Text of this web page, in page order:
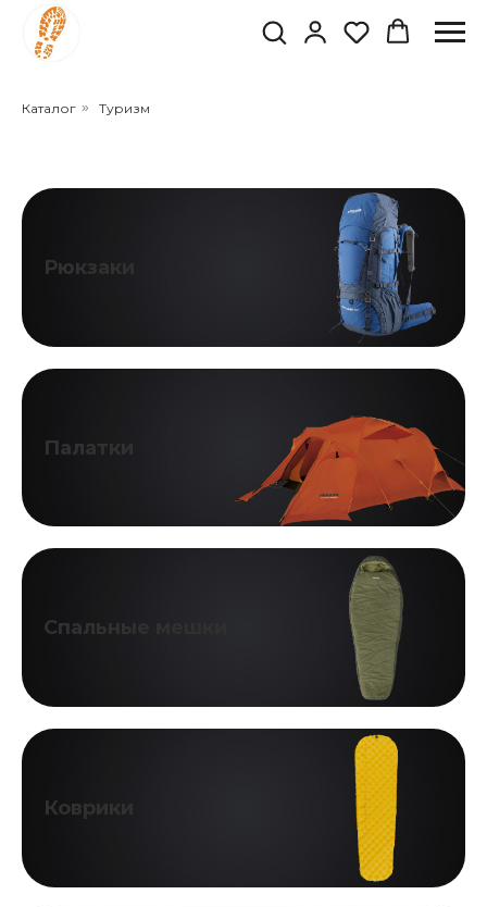
Каталог » Туризм
Рюкзаки
Палатки
Спальные мешки
Коврики